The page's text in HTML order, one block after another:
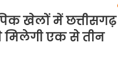
खेलों में
मिलेगी एक से तीन